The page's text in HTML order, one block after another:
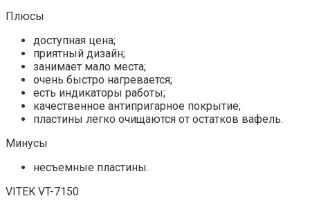
Плюсы
доступная цена;
приятный дизайн;
занимает мало места;
очень быстро нагревается;
есть индикаторы работы;
качественное антипригарное покрытие;
пластины легко очищаются от остатков вафель.
Минусы
несъемные пластины.
VITEK VT-7150